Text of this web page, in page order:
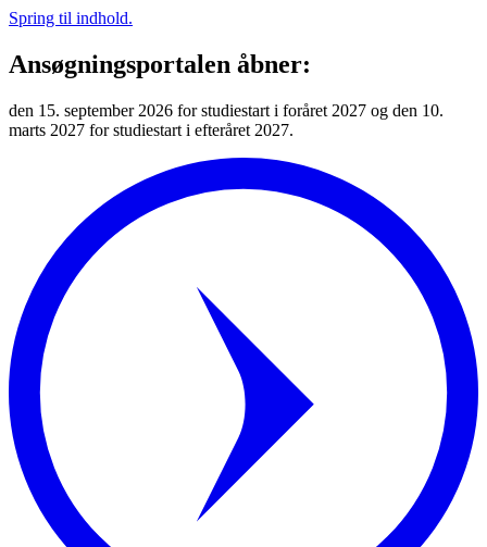
Spring til indhold.
Ansøgningsportalen åbner:
den 15. september 2026 for studiestart i foråret 2027 og den 10.
marts 2027 for studiestart i efteråret 2027.